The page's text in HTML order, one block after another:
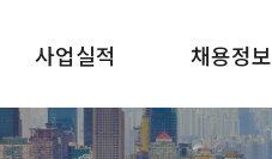
사업실적 채용정보